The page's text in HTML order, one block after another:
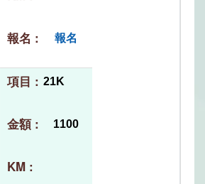
報名
21K
1100